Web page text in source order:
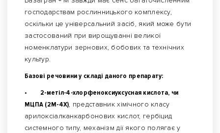
господарствам рослинницького комплексу,
оскільки це універсальний засіб, який може бути
застосований при вирощуванні великої
номенклатури зернових, бобових та технічних
культур.
Базові речовини у складі даного препарату:
•
2-метіл-4-хлорфеноксиуксусная кислота, чи
МЦПА (2М-4Х), представник хімічного класу
арилоксіалканкарбонових кислот, гербіцид
системного типу, механізм дії якого полягає у